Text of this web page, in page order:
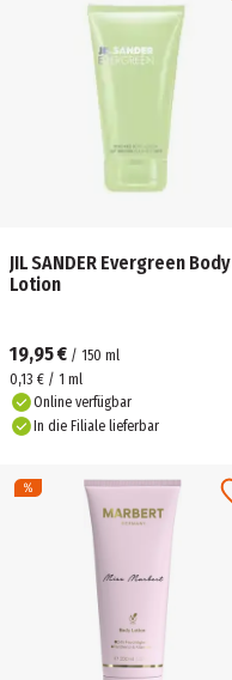
JIL SANDER Evergreen Body
Lotion
19,95 € / 150 ml
0,13 € / 1 ml
Online verfügbar
In die Filiale lieferbar